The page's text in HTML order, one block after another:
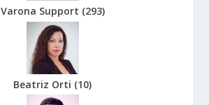
Varona Support (293)
Beatriz Orti (10)